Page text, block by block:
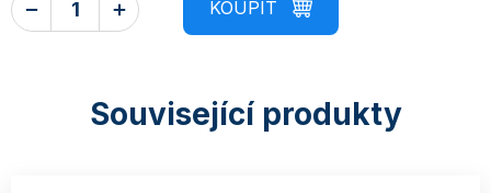
Související produkty